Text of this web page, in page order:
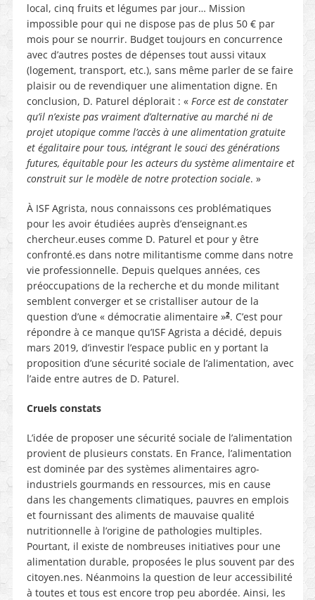
local, cinq fruits et légumes par jour… Mission
impossible pour qui ne dispose pas de plus 50 € par
mois pour se nourrir. Budget toujours en concurrence
avec d’autres postes de dépenses tout aussi vitaux
(logement, transport, etc.), sans même parler de se faire
plaisir ou de revendiquer une alimentation digne. En
conclusion, D. Paturel déplorait : « Force est de constater
qu’il n’existe pas vraiment d’alternative au marché ni de
projet utopique comme l’accès à une alimentation gratuite
et égalitaire pour tous, intégrant le souci des générations
futures, équitable pour les acteurs du système alimentaire et
construit sur le modèle de notre protection sociale. »
À ISF Agrista, nous connaissons ces problématiques
pour les avoir étudiées auprès d’enseignant.es
chercheur.euses comme D. Paturel et pour y être
confronté.es dans notre militantisme comme dans notre
vie professionnelle. Depuis quelques années, ces
préoccupations de la recherche et du monde militant
semblent converger et se cristalliser autour de la
question d’une « démocratie alimentaire »2. C’est pour
répondre à ce manque qu’ISF Agrista a décidé, depuis
mars 2019, d’investir l’espace public en y portant la
proposition d’une sécurité sociale de l’alimentation, avec
l’aide entre autres de D. Paturel.
Cruels constats
L’idée de proposer une sécurité sociale de l’alimentation
provient de plusieurs constats. En France, l’alimentation
est dominée par des systèmes alimentaires agro-
industriels gourmands en ressources, mis en cause
dans les changements climatiques, pauvres en emplois
et fournissant des aliments de mauvaise qualité
nutritionnelle à l’origine de pathologies multiples.
Pourtant, il existe de nombreuses initiatives pour une
alimentation durable, proposées le plus souvent par des
citoyen.nes. Néanmoins la question de leur accessibilité
à toutes et tous est encore trop peu abordée. Ainsi, les